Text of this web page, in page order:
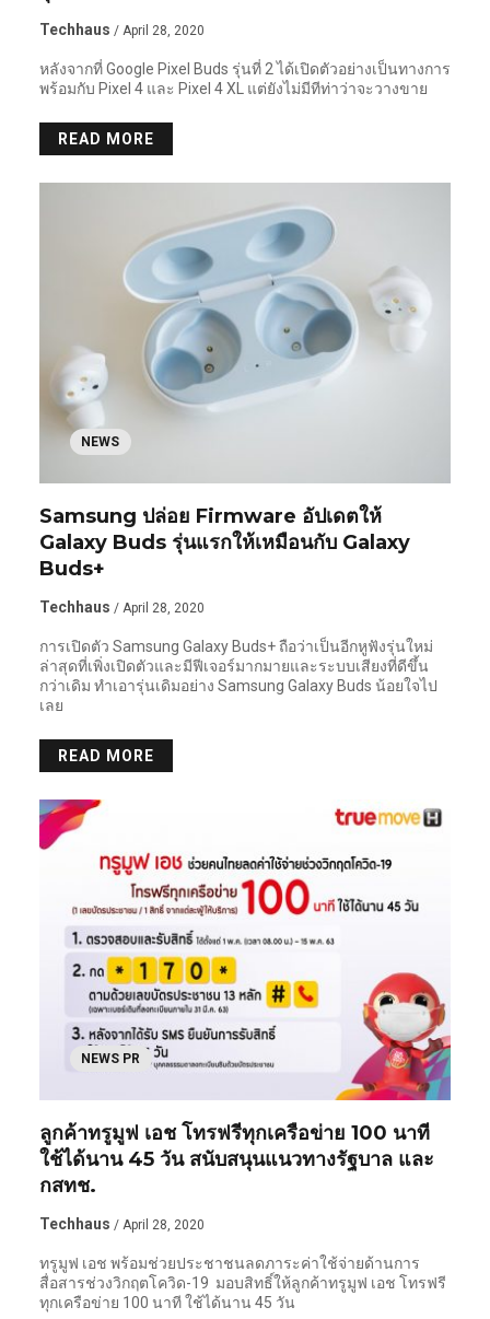
Techhaus / April 28, 2020
หลังจากที่ Google Pixel Buds รุ่นที่ 2 ได้เปิดตัวอย่างเป็นทางการ
พร้อมกับ Pixel 4 และ Pixel 4 XL แต่ยังไม่มีทีท่าว่าจะวางขาย
READ MORE
NEWS
Samsung ปล่อย Firmware อัปเดตให้
Galaxy Buds รุ่นแรกให้เหมือนกับ Galaxy
Buds+
Techhaus / April 28, 2020
การเปิดตัว Samsung Galaxy Buds+ ถือว่าเป็นอีกหูฟังรุ่นใหม่
ล่าสุดที่เพิ่งเปิดตัวและมีฟีเจอร์มากมายและระบบเสียงที่ดีขึ้น
กว่าเดิม ทำเอารุ่นเดิมอย่าง Samsung Galaxy Buds น้อยใจไป
เลย
READ MORE
NEWS PR
ลูกค้าทรูมูฟ เอช โทรฟรีทุกเครือข่าย 100 นาที
ใช้ได้นาน 45 วัน สนับสนุนแนวทางรัฐบาล และ
กสทช.
Techhaus / April 28, 2020
ทรูมูฟ เอช พร้อมช่วยประชาชนลดภาระค่าใช้จ่ายด้านการ
สื่อสารช่วงวิกฤตโควิด-19 มอบสิทธิ์ให้ลูกค้าทรูมูฟ เอช โทรฟรี
ทุกเครือข่าย 100 นาที ใช้ได้นาน 45 วัน